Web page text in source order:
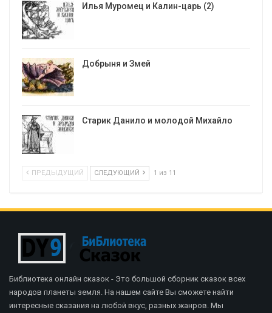
Илья Муромец и Калин-царь (2)
Добрыня и Змей
Старик Данило и молодой Михайло
ПРЕДЫДУЩИЙ СЛЕДУЮЩИЙ 1 из 11
Библиотека онлайн сказок - Это большой сборник сказок всех
народов планеты земля. На нашем сайте Вы сможете найти
интересные сказания на любой вкус, разных жанров. Мы